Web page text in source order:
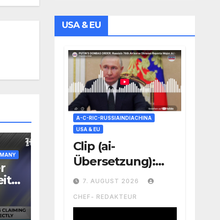
USA & EU
A-C-RIC-RUSSIAINDIACHINA
USA & EU
Clip (ai-
Übersetzung):
Putin erhält
Donbass-
Meldung
7. AUGUST 2026
CHEF- REDAKTEUR